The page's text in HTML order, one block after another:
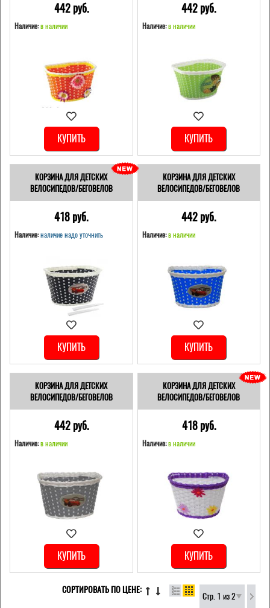
442 pуб.
Наличие:в наличии
КУПИТЬ
442 pуб.
Наличие: в наличии
КУПИТЬ
КОРЗИНА ДЛЯ ДЕТСКИХ
ВЕЛОСИПЕДОВ/БЕГОВЕЛОВ
418 pуб.
Наличие:наличие надо уточнить
КУПИТЬ
КОРЗИНА ДЛЯ ДЕТСКИХ
ВЕЛОСИПЕДОВ/БЕГОВЕЛОВ
442 pуб.
Наличие: в наличии
КУПИТЬ
КОРЗИНА ДЛЯ ДЕТСКИХ
ВЕЛОСИПЕДОВ/БЕГОВЕЛОВ
442 pуб.
Наличие:в наличии
КУПИТЬ
КОРЗИНА ДЛЯ ДЕТСКИХ
ВЕЛОСИПЕДОВ/БЕГОВЕЛОВ
418 pуб.
Наличие: в наличии
КУПИТЬ
Стр. 1 из 2
СОРТИРОВАТЬ ПО ЦЕНЕ: